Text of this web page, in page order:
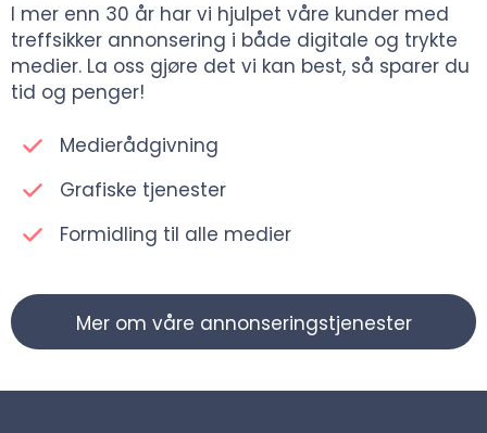
I mer enn 30 år har vi hjulpet våre kunder med
treffsikker annonsering i både digitale og trykte
medier. La oss gjøre det vi kan best, så sparer du
tid og penger!
Medierådgivning
Grafiske tjenester
Formidling til alle medier
Mer om våre annonseringstjenester